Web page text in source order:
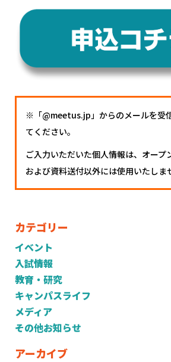
カテゴリー
イベント
入試情報
教育・研究
キャンパスライフ
メディア
その他お知らせ
アーカイブ
※「@meetus.jp」からのメールを受
てください。
ご入力いただいた個人情報は、オープ
および資料送付以外には使用いたしま